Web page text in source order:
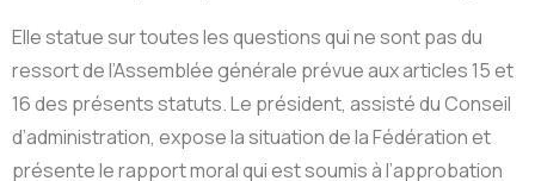
Elle statue sur toutes les questions qui ne sont pas du
ressort de l’Assemblée générale prévue aux articles 15 et
16 des présents statuts. Le président, assisté du Conseil
d’administration, expose la situation de la Fédération et
présente le rapport moral qui est soumis à l’approbation